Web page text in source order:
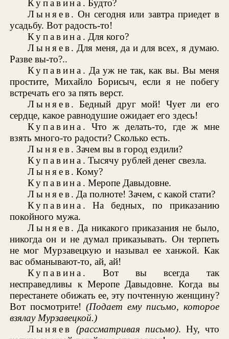
Купавина . Будто?
Лыняев. Он сегодня или завтра приедет в
усадьбу. Вот радость-то!
Купавина . Для кого?
Лыняев. Для меня, да и для всех, я думаю.
Разве вы-то?..
Купавина . Да уж не так, как вы. Вы меня
простите, Михайло Борисыч, если я не побегу
встречать его за пять верст.
Лыняев. Бедный друг мой! Чует ли его
сердце, какое равнодушие ожидает его здесь!
Купавина . Что ж делать-то, где ж мне
взять много-то радости? Сколько есть.
Лыняев. Зачем вы в город ездили?
Купавина . Тысячу рублей денег свезла.
Лыняев. Кому?
Купавина . Меропе Давыдовне.
Лыняев. Да полноте! Зачем, с какой стати?
Купавина . На бедных, по приказанию
покойного мужа.
Лыняев. Да никакого приказания не было,
никогда он и не думал приказывать. Он терпеть
не мог Мурзавецкую и называл ее ханжой. Как
вас обманывают-то, ай, ай!
Купавина . Вот вы всегда так
несправедливы к Меропе Давыдовне. Когда вы
перестанете обижать ее, эту почтенную женщину?
Вот посмотрите!(Подает ему письмо, которое
взялау Мурзавецкой.)
Лыняев
(рассматривая письмо). Ну, что